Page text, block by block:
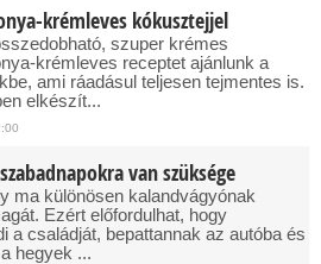
krémleves kókusztejjel
szuper krémes
krémleves receptet ajánlunk a
ami ráadásul teljesen tejmentes is.
elkészít...
van szüksége
ma különösen kalandvágyónak
Ezért előfordulhat, hogy
a családját, bepattannak az autóba és
hegyek ...